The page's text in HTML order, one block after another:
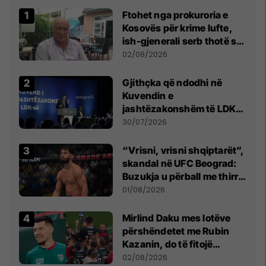
Ftohet nga prokuroria e
Kosovës për krime lufte,
ish-gjenerali serb thotë se
dikush e tradhtoi në
02/08/2026
Gjithçka që ndodhi në
Kuvendin e
jashtëzakonshëm të LDK-
së
30/07/2026
“Vrisni, vrisni shqiptarët”,
skandal në UFC Beograd:
Buzukja u përball me thirrje
anti-shqiptare nga
01/08/2026
Mirlind Daku mes lotëve
përshëndetet me Rubin
Kazanin, do të fitojë
miliona te Spartak Moska
02/08/2026